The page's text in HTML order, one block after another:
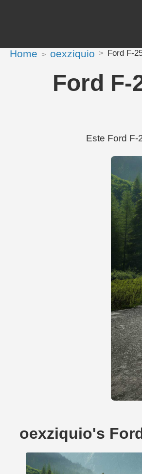
Home oexziquio Ford F-
Ford
Este Ford
oexziquio's